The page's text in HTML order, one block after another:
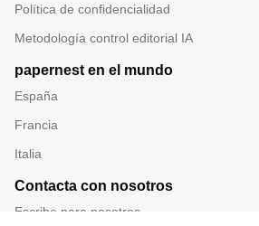
Política de confidencialidad
Metodología control editorial IA
papernest en el mundo
España
Francia
Italia
Contacta con nosotros
Escribe para nosotros